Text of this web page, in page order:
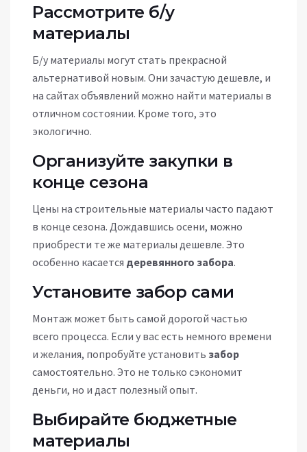
Рассмотрите б/у
материалы
Б/у материалы могут стать прекрасной
альтернативой новым. Они зачастую дешевле, и
на сайтах объявлений можно найти материалы в
отличном состоянии. Кроме того, это
экологично.
Организуйте закупки в
конце сезона
Цены на строительные материалы часто падают
в конце сезона. Дождавшись осени, можно
приобрести те же материалы дешевле. Это
особенно касается деревянного забора.
Установите забор сами
Монтаж может быть самой дорогой частью
всего процесса. Если у вас есть немного времени
и желания, попробуйте установить забор
самостоятельно. Это не только сэкономит
деньги, но и даст полезный опыт.
Выбирайте бюджетные
материалы